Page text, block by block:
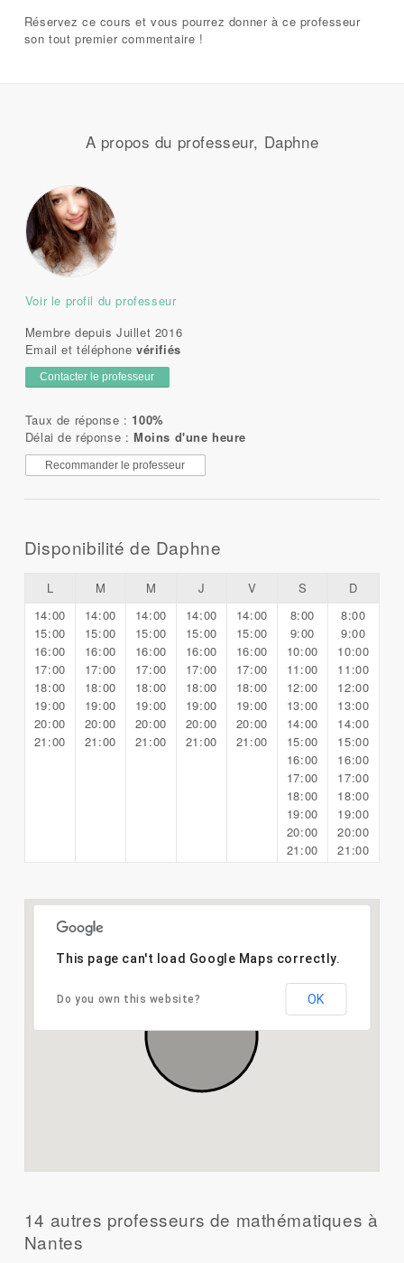
Réservez ce cours et vous pourrez donner à ce professeur
son tout premier commentaire !
A propos du professeur, Daphne
Voir le profil du professeur
Membre depuis Juillet 2016
Email et téléphone vérifiés
Contacter le professeur
Taux de réponse : 100%
Délai de réponse : Moins d'une heure
Recommander le professeur
Disponibilité de Daphne
L M M J V S
D
14:00
15:00
16:00
17:00
18:00
19:00
20:00
21:00
14:00
15:00
16:00
17:00
18:00
19:00
20:00
21:00
14:00
15:00
16:00
17:00
18:00
19:00
20:00
21:00
14:00
15:00
16:00
17:00
18:00
19:00
20:00
21:00
14:00
15:00
16:00
17:00
18:00
19:00
20:00
21:00
8:00
9:00
10:00
11:00
12:00
13:00
14:00
15:00
16:00
17:00
18:00
19:00
20:00
21:00
8:00
9:00
10:00
11:00
12:00
13:00
14:00
15:00
16:00
17:00
18:00
19:00
20:00
21:00
This page can't load Google Maps correctly.
Do you own this website? OK
14 autres professeurs de mathématiques à
Nantes